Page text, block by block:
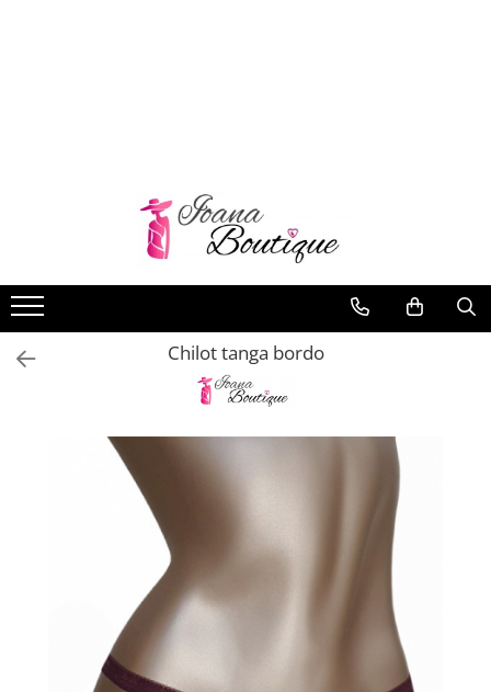
Chiloti clasici
Chiloti tanga
Compleuri & body-uri
Maiouri dama
Chilot tanga bordo